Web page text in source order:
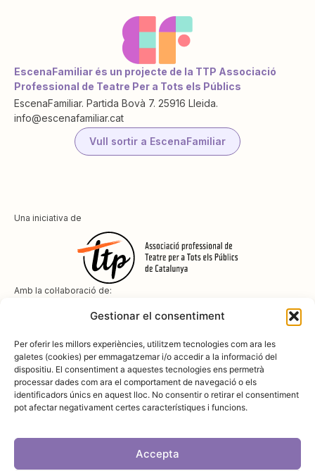
Gestionar el consentiment
Per oferir les millors experiències, utilitzem tecnologies com ara les
galetes (cookies) per emmagatzemar i/o accedir a la informació del
dispositiu. El consentiment a aquestes tecnologies ens permetrà
processar dades com ara el comportament de navegació o els
identificadors únics en aquest lloc. No consentir o retirar el consentiment
pot afectar negativament certes característiques i funcions.
Accepta
EscenaFamiliar és un projecte de la TTP Associació
Professional de Teatre Per a Tots els Públics
EscenaFamiliar. Partida Bovà 7. 25916 Lleida.
info@escenafamiliar.cat
Vull sortir a EscenaFamiliar
Una iniciativa de
Amb la col·laboració de:
Amb el suport de